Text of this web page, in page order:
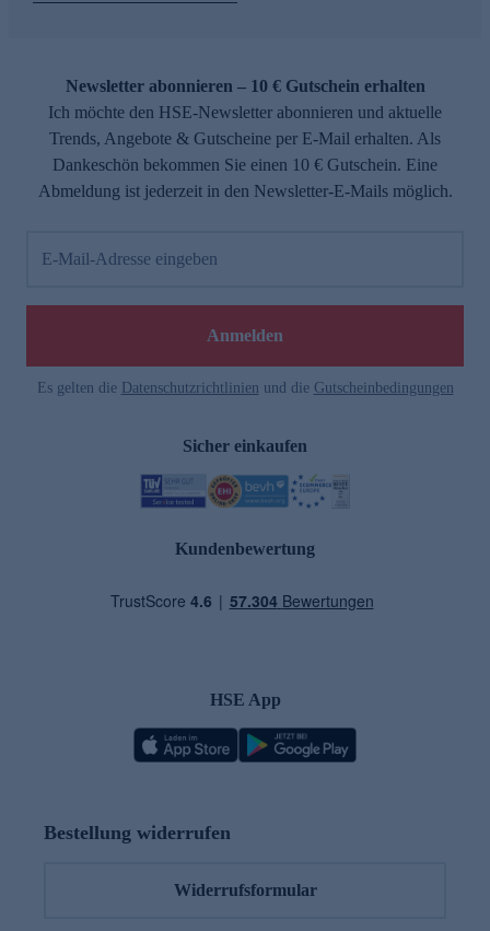
Newsletter abonnieren – 10 € Gutschein erhalten
Ich möchte den HSE-Newsletter abonnieren und aktuelle
Trends, Angebote & Gutscheine per E-Mail erhalten. Als
Dankeschön bekommen Sie einen 10 € Gutschein. Eine
Abmeldung ist jederzeit in den Newsletter-E-Mails möglich.
E-Mail-Adresse eingeben
Anmelden
Es gelten die Datenschutzrichtlinien und die Gutscheinbedingungen
Sicher einkaufen
Kundenbewertung
HSE App
Bestellung widerrufen
Widerrufsformular